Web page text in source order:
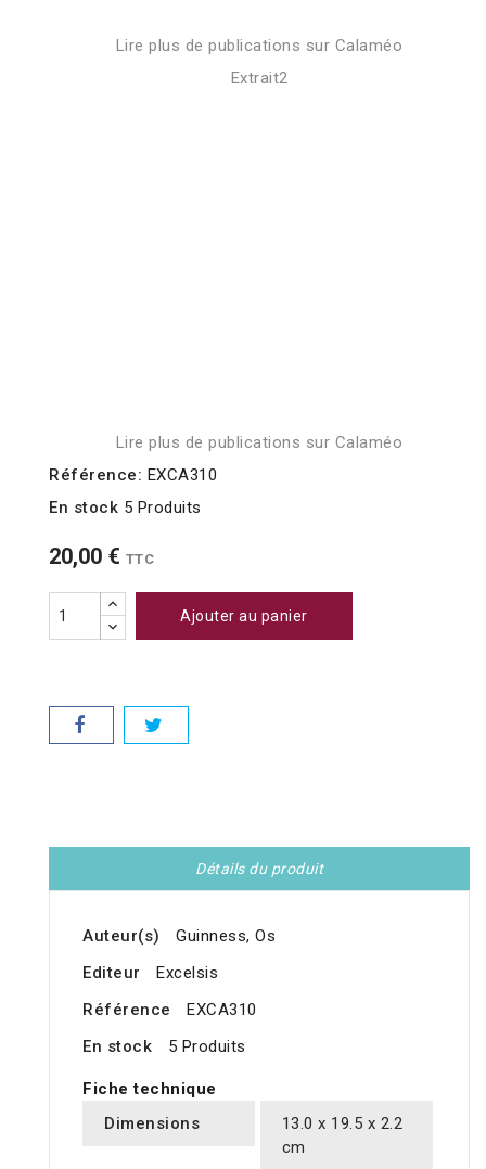
Lire plus de publications sur Calaméo
Extrait2
Lire plus de publications sur Calaméo
Référence: EXCA310
En stock 5 Produits
20,00 € TTC
Ajouter au panier
Détails du produit
Auteur(s)
Guinness, Os
Editeur
Excelsis
Référence
EXCA310
En stock
5 Produits
Fiche technique
Dimensions
13.0 x 19.5 x 2.2
cm